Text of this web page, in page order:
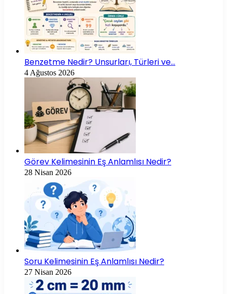
Benzetme Nedir? Unsurları, Türleri ve…
4 Ağustos 2026
Görev Kelimesinin Eş Anlamlısı Nedir?
28 Nisan 2026
Soru Kelimesinin Eş Anlamlısı Nedir?
27 Nisan 2026